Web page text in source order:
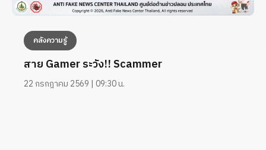
คลังความรู้
สาย Gamer ระวัง!! Scammer
22 กรกฎาคม 2569 | 09:30 น.